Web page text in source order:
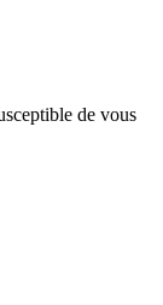
de vous